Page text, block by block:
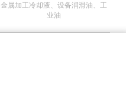
金属加工冷却液、设备润滑油、工
业油